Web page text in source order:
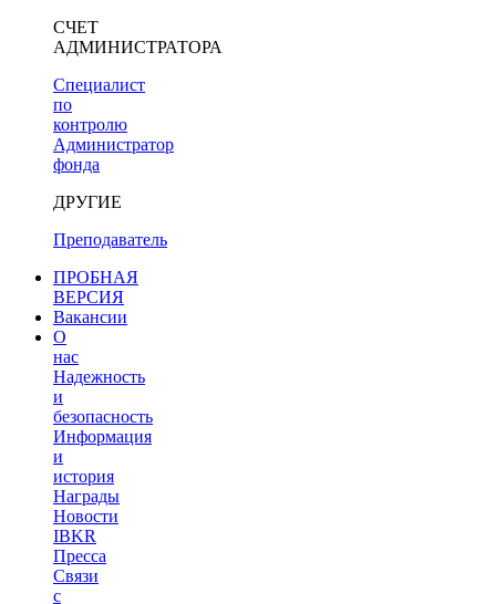
СЧЕТ
АДМИНИСТРАТОРА
Специалист
по
контролю
Администратор
фонда
ДРУГИЕ
Преподаватель
ПРОБНАЯ
ВЕРСИЯ
Вакансии
О
нас
Надежность
и
безопасность
Информация
и
история
Награды
Новости
IBKR
Пресса
Связи
с